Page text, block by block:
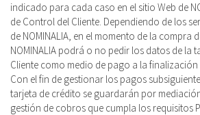
indicado para cada caso en el sitio Web de
de Control del Cliente. Dependiendo de los
de NOMINALIA, en el momento de la compra
NOMINALIA podrá o no pedir los datos de la
Cliente como medio de pago a la
Con el fin de gestionar los pagos
tarjeta de crédito se guardarán por
gestión de cobros que cumpla los requisitos